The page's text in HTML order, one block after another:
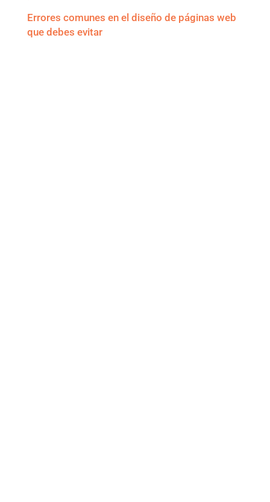
Errores comunes en el diseño de páginas web
que debes evitar